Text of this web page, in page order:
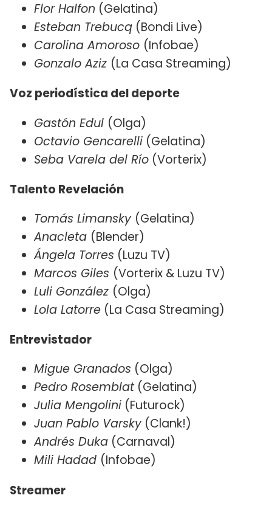
Flor Halfon (Gelatina)
Esteban Trebucq (Bondi Live)
Carolina Amoroso (Infobae)
Gonzalo Aziz (La Casa Streaming)
Voz periodística del deporte
Gastón Edul (Olga)
Octavio Gencarelli (Gelatina)
Seba Varela del Río (Vorterix)
Talento Revelación
Tomás Limansky (Gelatina)
Anacleta (Blender)
Ángela Torres (Luzu TV)
Marcos Giles (Vorterix & Luzu TV)
Luli González (Olga)
Lola Latorre (La Casa Streaming)
Entrevistador
Migue Granados (Olga)
Pedro Rosemblat(Gelatina)
Julia Mengolini (Futurock)
Juan Pablo Varsky(Clank!)
Andrés Duka (Carnaval)
Mili Hadad (Infobae)
Streamer